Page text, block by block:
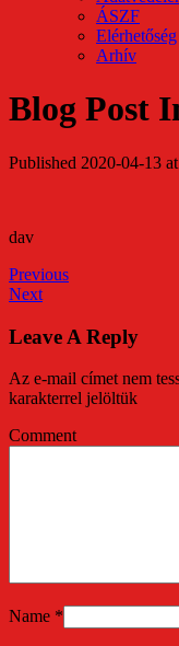
ÁSZF
Elérhetőség
Arhív
Blog Post
Published 2020-04-13 at
dav
Previous
Next
Leave A Reply
Az e-mail címet nem
karakterrel jelöltük
Comment
Name *